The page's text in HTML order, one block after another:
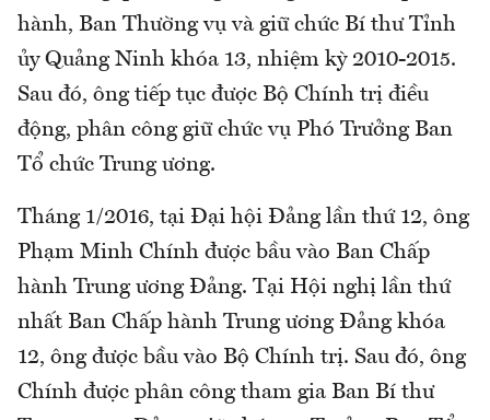
hành, Ban Thường vụ và giữ chức Bí thư Tỉnh
ủy Quảng Ninh khóa 13, nhiệm kỳ 2010-2015.
Sau đó, ông tiếp tục được Bộ Chính trị điều
động, phân công giữ chức vụ Phó Trưởng Ban
Tổ chức Trung ương.
Tháng 1/2016, tại Đại hội Đảng lần thứ 12, ông
Phạm Minh Chính được bầu vào Ban Chấp
hành Trung ương Đảng. Tại Hội nghị lần thứ
nhất Ban Chấp hành Trung ương Đảng khóa
12, ông được bầu vào Bộ Chính trị. Sau đó, ông
Chính được phân công tham gia Ban Bí thư